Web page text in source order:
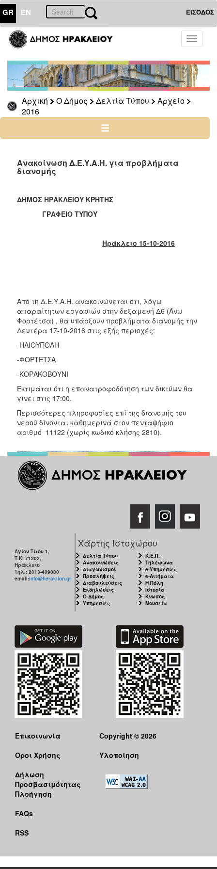
GR EN ΕΙΣΟΔΟΣ
Toggle
Αρχική Ο Δήμος Δελτία Τύπου
Αρχείο
2016
ΔΗΜΟΣ
Δελτία
Τύπου
Αρχείο
2026
2025
2022
2021
2019
2018
2011
2010
2006
ΤΟΠΟΣ
ΠΟΛΙΤΙΣΜΟΣ
Ανακοίνωση Δ.Ε.Υ.Α.Η. για προβλήματα
διανομής
ΔΗΜΟΣ ΗΡΑΚΛΕΙΟΥ ΚΡΗΤΗΣ
ΓΡΑΦΕΙΟ ΤΥΠΟΥ
Ηράκλειο 15-10-2016
Από τη Δ.Ε.Υ.Α.Η. ανακοινώνεται ότι, λόγω
απαραίτητων εργασιών στην δεξαμενή Δ6 (Άνω
Φορτέτσα) , θα υπάρξουν προβλήματα διανομής την
Δευτέρα 17-10-2016 στις εξής περιοχές:
-ΗΛΙΟΥΠΟΛΗ
-ΦΟΡΤΕΤΣΑ
-ΚΟΡΑΚΟΒΟΥΝΙ
Εκτιμάται ότι η επανατροφοδότηση των δικτύων θα
γίνει στις 17:00.
Περισσότερες πληροφορίες επί της διανομής του
νερού δίνονται καθημερινά στον πενταψήφιο
αριθμό 11122 (χωρίς κωδικό κλήσης 2810).
Αγίου Τίτου 1,
Τ.Κ. 71202,
Ηράκλειο
Τηλ.: 2813-409000
email:info@heraklion.gr
Χάρτης Ιστοχώρου
Δελτία Τύπου
Ανακοινώσεις
Διαγωνισμοί
Προσλήψεις
Διαβουλεύσεις
Εκδηλώσεις
Ο Δήμος
Υπηρεσίες
Κ.Ε.Π.
Τηλέφωνα
e-Υπηρεσίες
e-Αιτήματα
Η Πόλη
Ιστορία
Κνωσός
Μουσεία
Επικοινωνία
Όροι Χρήσης
Δήλωση
Προσβασιμότητας
Πλοήγηση
FAQs
RSS
Copyright © 2026
Υλοποίηση